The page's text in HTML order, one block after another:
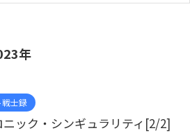
年
戦士録
ニック・シンギュラリティ[2/2]